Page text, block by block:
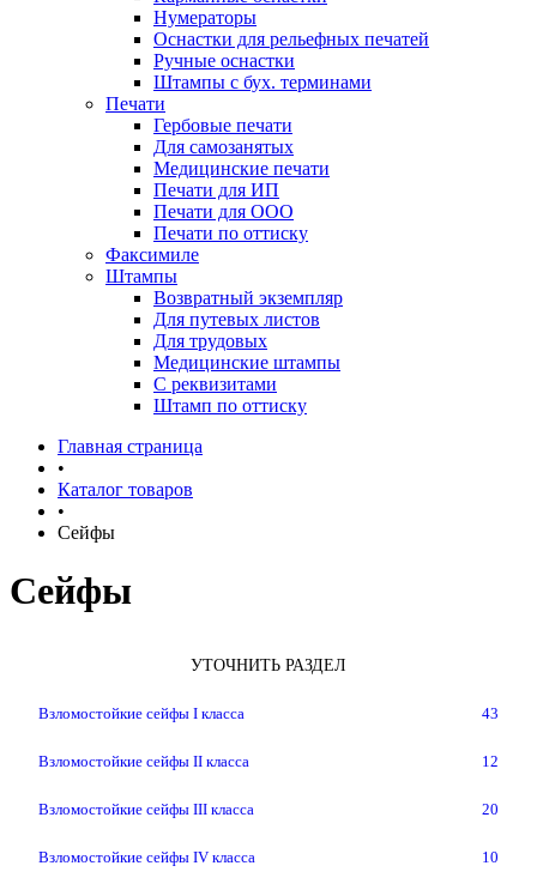
Нумераторы
Оснастки для рельефных печатей
Ручные оснастки
Штампы с бух. терминами
Печати
Гербовые печати
Для самозанятых
Медицинские печати
Печати для ИП
Печати для ООО
Печати по оттиску
Факсимиле
Штампы
Возвратный экземпляр
Для путевых листов
Для трудовых
Медицинские штампы
С реквизитами
Штамп по оттиску
Главная страница
•
Каталог товаров
•
Сейфы
Сейфы
УТОЧНИТЬ РАЗДЕЛ
Взломостойкие сейфы I класса 43
Взломостойкие сейфы II класса 12
Взломостойкие сейфы III класса 20
Взломостойкие сейфы IV класса 10